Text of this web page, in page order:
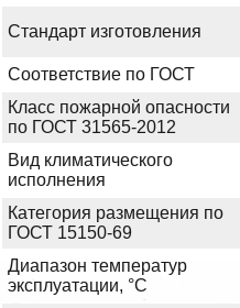
Стандарт изготовления
Соответствие по ГОСТ
Класс пожарной опасности
по ГОСТ 31565-2012
Вид климатического
исполнения
Категория размещения по
ГОСТ 15150-69
Диапазон температур
эксплуатации, °С